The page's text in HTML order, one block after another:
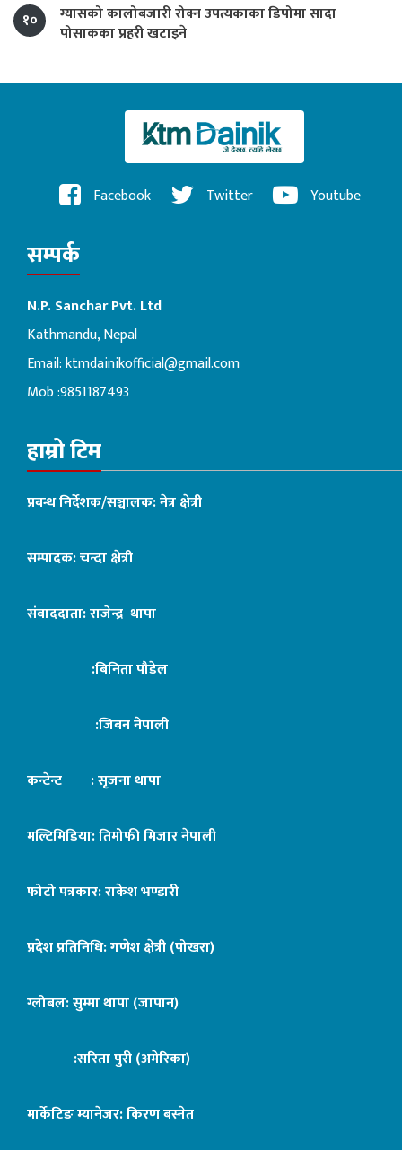
१०
ग्यासको कालोबजारी रोक्न उपत्यकाका डिपोमा सादा
पोसाकका प्रहरी खटाइने
Facebook Twitter Youtube
सम्पर्क
N.P. Sanchar Pvt. Ltd
Kathmandu, Nepal
Email:ktmdainikofficial@gmail.com
Mob :9851187493
हाम्रो टिम
प्रबन्ध निर्देशक/सञ्चालक: नेत्र क्षेत्री
सम्पादक: चन्दा क्षेत्री
संवाददाता: राजेन्द्र थापा
:बिनिता पौडेल
:जिबन नेपाली
कन्टेन्ट : सृजना थापा
मल्टिमिडिया: तिमोफी मिजार नेपाली
फोटो पत्रकार: राकेश भण्डारी
प्रदेश प्रतिनिधि: गणेश क्षेत्री (पोखरा)
ग्लोबल: सुम्मा थापा (जापान)
:सरिता पुरी (अमेरिका)
मार्केटिङ म्यानेजर: किरण बस्नेत